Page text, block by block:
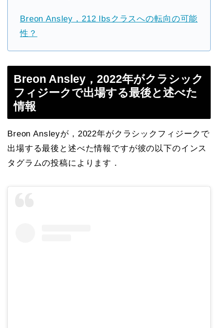
Breon Ansley，212 lbsクラスへの転向の可能
性？
Breon Ansley，2022年がクラシック
フィジークで出場する最後と述べた
情報
Breon Ansleyが，2022年がクラシックフィジークで
出場する最後と述べた情報ですが彼の以下のインス
タグラムの投稿によります．